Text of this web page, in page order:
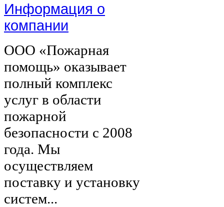
Информация о
компании
ООО «Пожарная
помощь» оказывает
полный комплекс
услуг в области
пожарной
безопасности с 2008
года. Мы
осуществляем
поставку и установку
систем...